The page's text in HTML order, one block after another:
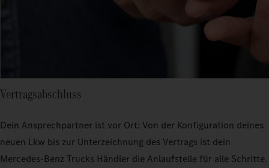
Vertragsabschluss
Dein Ansprechpartner ist vor Ort: Von der Konfiguration deines
neuen Lkw bis zur Unterzeichnung des Vertrags ist dein
Mercedes‑Benz Trucks Händler die Anlaufstelle für alle Schritte.